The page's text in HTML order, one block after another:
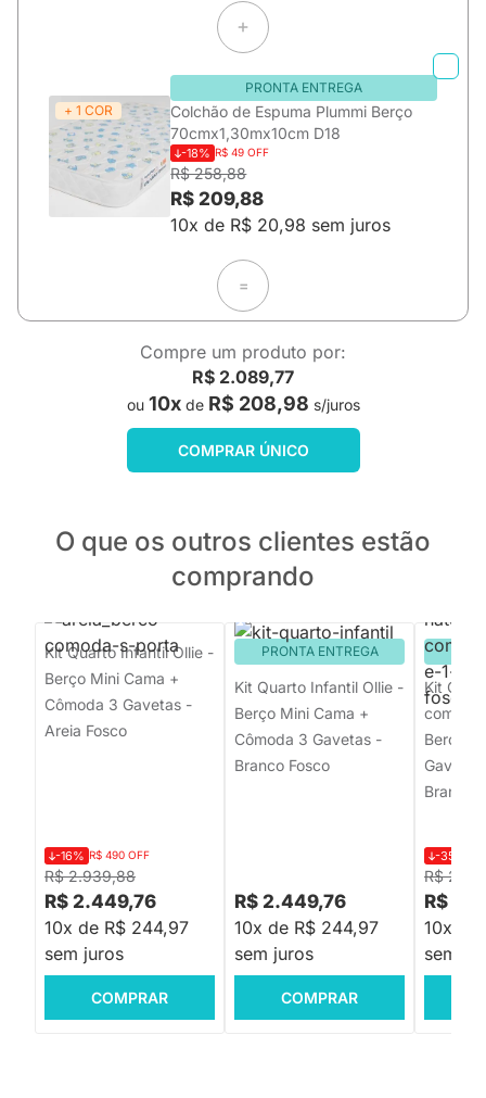
+ 1 COR
PRONTA ENTREGA
Colchão de Espuma Plummi Berço
70cmx1,30mx10cm D18
-18% R$ 49 OFF
R$ 258,88
R$ 209,88
10x de R$ 20,98 sem juros
=
Compre um produto por:
R$ 2.089,77
ou 10xde R$ 208,98 s/juros
COMPRAR ÚNICO
O que os outros clientes estão
comprando
Kit Quarto Infantil Ollie -
Berço Mini Cama +
Cômoda 3 Gavetas -
Areia Fosco
R$ 2.939,88
-16% R$ 490 OFF
R$ 2.449,76
10x de R$ 244,97
sem juros
COMPRAR
PRONTA ENTREGA
Kit Quarto Infantil Ollie -
Berço Mini Cama +
Cômoda 3 Gavetas -
Branco Fosco
R$ 2.449,76
10x de R$ 244,97
sem juros
COMPRAR
Kit
com
Berço +
Branco
R$
-35%
R$
10x de
sem